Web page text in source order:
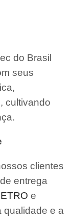
do Brasil
seus
cultivando
clientes
entrega
e
qualidade e a